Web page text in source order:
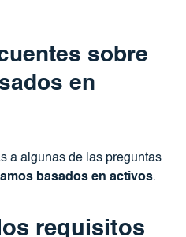
sobre
​​en
a algunas de las preguntas
basados ​​en activos.
requisitos